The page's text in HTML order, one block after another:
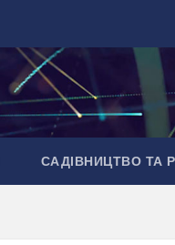
САДІВНИЦТВО ТА